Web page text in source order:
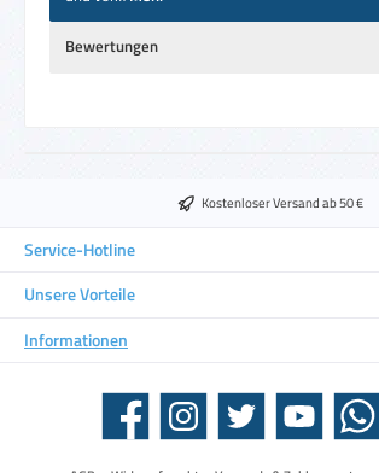
Bewertungen
Kostenloser Versand ab 50 €
Service-Hotline
Unsere Vorteile
Informationen
Facebook Instagram Twitter YouTube WhatsApp